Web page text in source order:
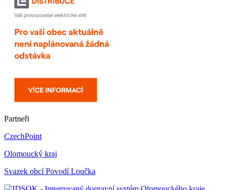
Partneři
CzechPoint
Olomoucký kraj
Svazek obcí Povodí Loučka